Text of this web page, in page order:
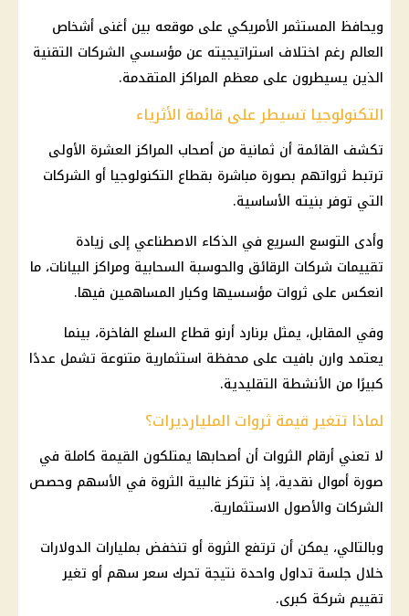
ويحافظ المستثمر الأمريكي على موقعه بين أغنى أشخاص
العالم رغم اختلاف استراتيجيته عن مؤسسي الشركات التقنية
الذين يسيطرون على معظم المراكز المتقدمة.
التكنولوجيا تسيطر على قائمة الأثرياء
تكشف القائمة أن ثمانية من أصحاب المراكز العشرة الأولى
ترتبط ثرواتهم بصورة مباشرة بقطاع التكنولوجيا أو الشركات
التي توفر بنيته الأساسية.
وأدى التوسع السريع في الذكاء الاصطناعي إلى زيادة
تقييمات شركات الرقائق والحوسبة السحابية ومراكز البيانات، ما
انعكس على ثروات مؤسسيها وكبار المساهمين فيها.
وفي المقابل، يمثل برنارد أرنو قطاع السلع الفاخرة، بينما
يعتمد وارن بافيت على محفظة استثمارية متنوعة تشمل عددًا
كبيرًا من الأنشطة التقليدية.
لماذا تتغير قيمة ثروات المليارديرات؟
لا تعني أرقام الثروات أن أصحابها يمتلكون القيمة كاملة في
صورة أموال نقدية، إذ تتركز غالبية الثروة في الأسهم وحصص
الشركات والأصول الاستثمارية.
وبالتالي، يمكن أن ترتفع الثروة أو تنخفض بمليارات الدولارات
خلال جلسة تداول واحدة نتيجة تحرك سعر سهم أو تغير
تقييم شركة كبرى.